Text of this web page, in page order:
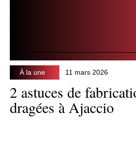
À la une 11 mars 2026
2 astuces de
dragées à Ajaccio